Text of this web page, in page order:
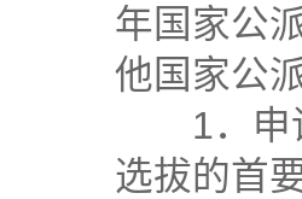
年国家公
他国家公
1．申请
选拔的首